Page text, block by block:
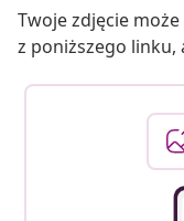
Twoje zdjęcie
z poniższego linku,